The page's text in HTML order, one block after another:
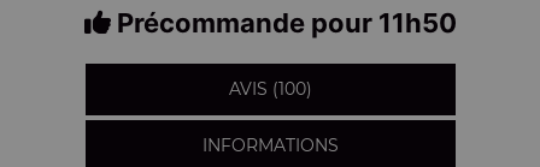
Précommande pour 11h50
AVIS (100)
INFORMATIONS